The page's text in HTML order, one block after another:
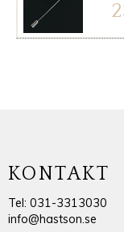
KONTAKT
Tel: 031-3313030
info@hastson.se